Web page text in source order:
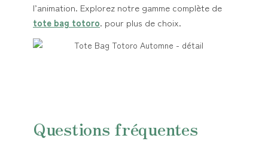
l’animation. Explorez notre gamme complète de
tote bag totoro. pour plus de choix.
Questions fréquentes